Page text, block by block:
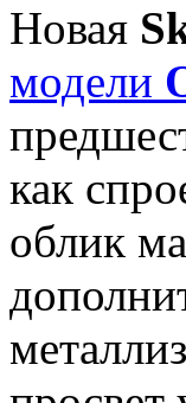
Новая
модели
как
облик